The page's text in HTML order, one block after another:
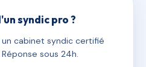
syndic pro ?
cabinet syndic certifié
sous 24h.